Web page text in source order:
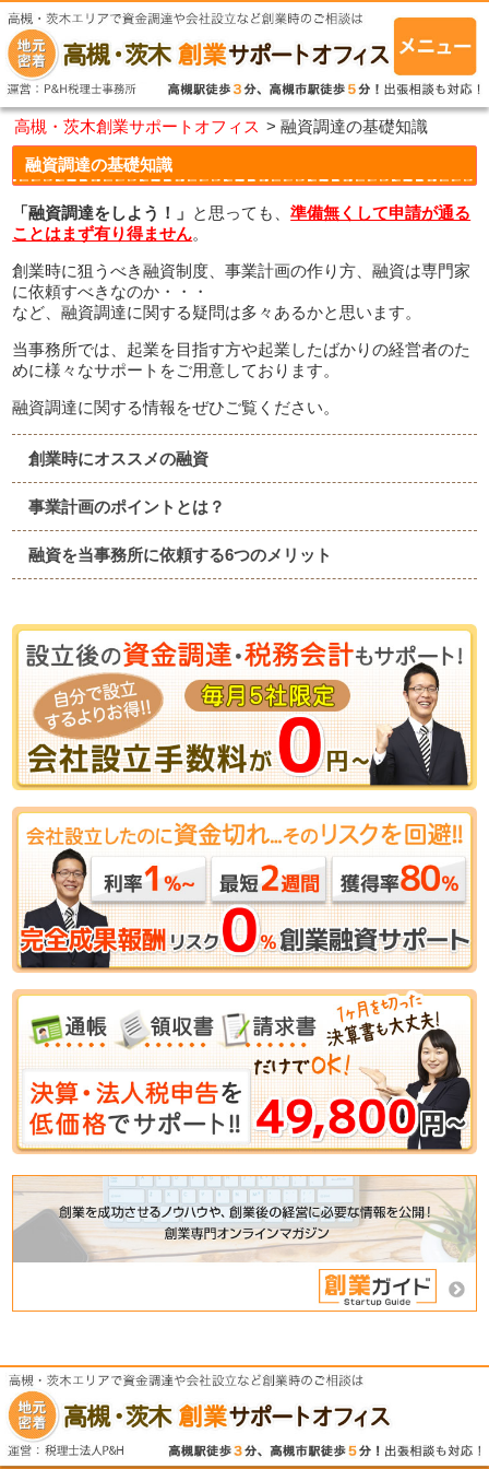
高槻・茨木創業サポートオフィス >融資調達の基礎知識
融資調達の基礎知識
「融資調達をしよう！」 と思っても、準備無くして申請が通る
ことはまず有り得ません。
創業時に狙うべき融資制度、事業計画の作り方、融資は専門家
に依頼すべきなのか・・・
など、融資調達に関する疑問は多々あるかと思います。
当事務所では、起業を目指す方や起業したばかりの経営者のた
めに様々なサポートをご用意しております。
融資調達に関する情報をぜひご覧ください。
創業時にオススメの融資
事業計画のポイントとは？
融資を当事務所に依頼する6つのメリット